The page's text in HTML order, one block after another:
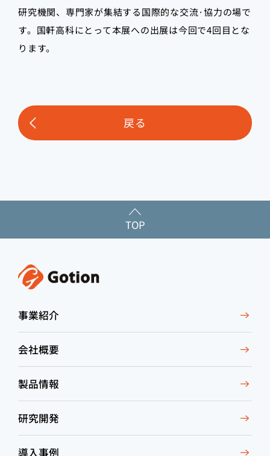
研究機関、専門家が集結する国際的な交流·協力の場で
す。国軒高科にとって本展への出展は今回で4回目とな
ります。
戻る
TOP
事業紹介
会社概要
製品情報
研究開発
導入事例